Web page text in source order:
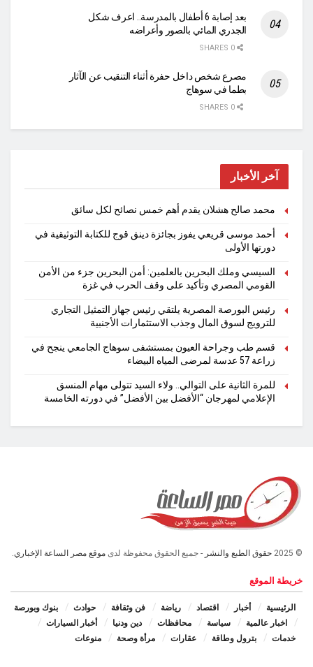
بعد إصابة 6 أطفال بالمدرسة.. اعرف شكل
الجدري المائي بالصور وأعراضه
مصرع شخص داخل حفرة أثناء التنقيب عن الآثار
بطما في سوهاج
آخر الأخبار
محمد صالح هشلان يقدم أهم خمس نصائح لكل سائق
أحمد موسى قريعي يفوز بجائزة دينق قوج للكتابة التوثيقية في
دورتها الأولى
السيسي وملك البحرين بالعلمين: أمن البحرين جزء من الأمن
القومي المصري وتأكيد على وقف الحرب في غزة
رئيس البورصة المصرية يلتقي رئيس جهاز التمثيل التجاري
للترويج لسوق المال وجذب الاستثمارات الأجنبية
قسم طب وجراحة العيون بمستشفى سوهاج الجامعي ينجح في
زراعة 57 عدسة لمرضى المياه البيضاء
للمرة الثانية على التوالي.. ولاء السيد تتولى مهام المنسق
الإعلامي لمهرجان “الأفضل بين الأفضل” في دورته الخامسة
© 2025 حقوق الطبع والنشر - جميع الحقوق محفوظة لدى موقع مصر الساعة الإخباري.
خريطة الموقع
الرئيسية أخبار اقتصاد رياضة فن وثقافة حوادث
بنوك وبورصة
اخبار عالمية
سياسة محافظات دين ودنيا
أخبار السيارات
خدمات
بترول وطاقة عقارات مرأة وصحة منوعات